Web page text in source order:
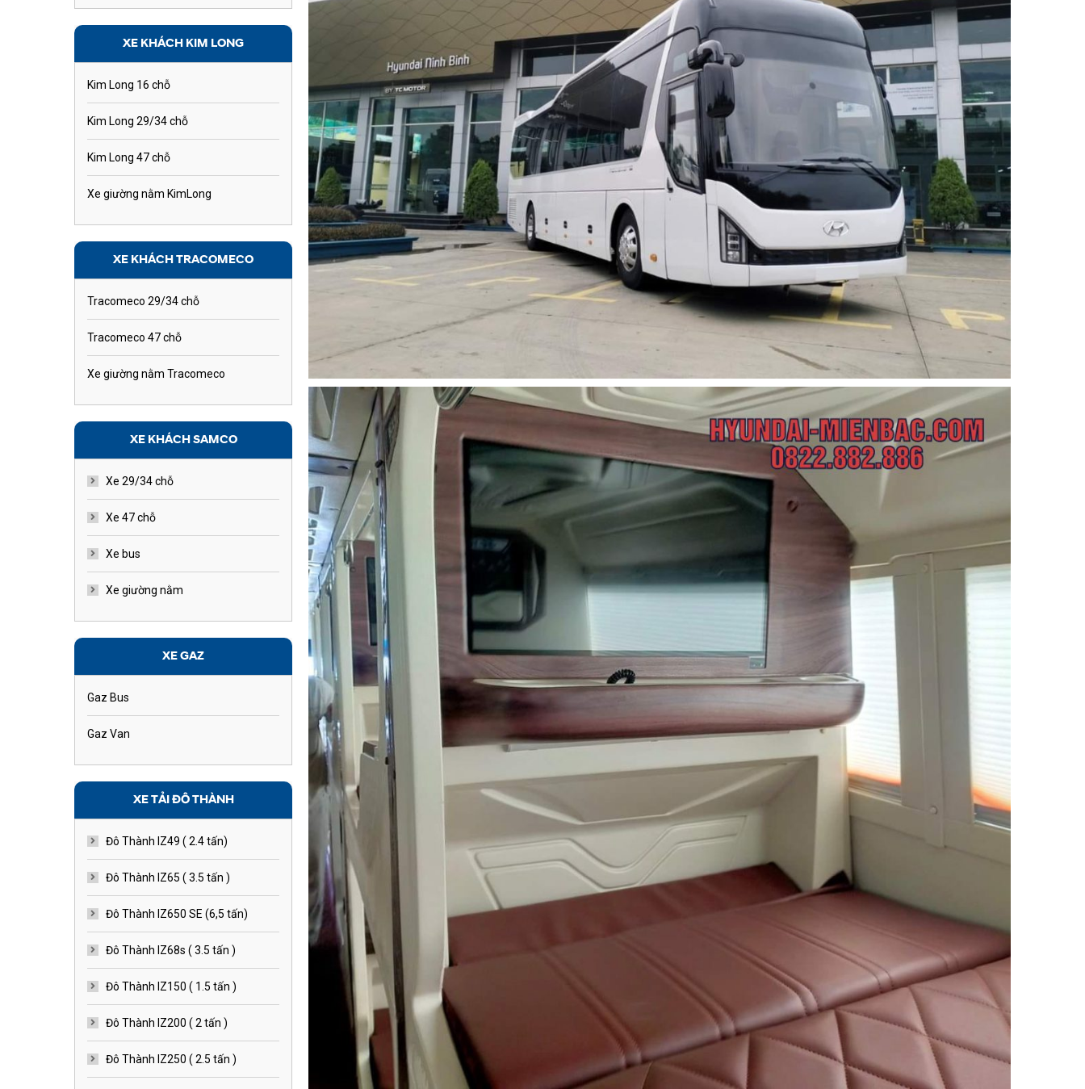
XE KHÁCH KIM LONG
Kim Long 16 chỗ
Kim Long 29/34 chỗ
Kim Long 47 chỗ
Xe giường nằm KimLong
XE KHÁCH TRACOMECO
Tracomeco 29/34 chỗ
Tracomeco 47 chỗ
Xe giường nằm Tracomeco
XE KHÁCH SAMCO
Xe 29/34 chỗ
Xe 47 chỗ
Xe bus
Xe giường nằm
XE GAZ
Gaz Bus
Gaz Van
XE TẢI ĐÔ THÀNH
Đô Thành IZ49 ( 2.4 tấn)
Đô Thành IZ65 ( 3.5 tấn )
Đô Thành IZ650 SE (6,5 tấn)
Đô Thành IZ68s ( 3.5 tấn )
Đô Thành IZ150 ( 1.5 tấn )
Đô Thành IZ200 ( 2 tấn )
Đô Thành IZ250 ( 2.5 tấn )